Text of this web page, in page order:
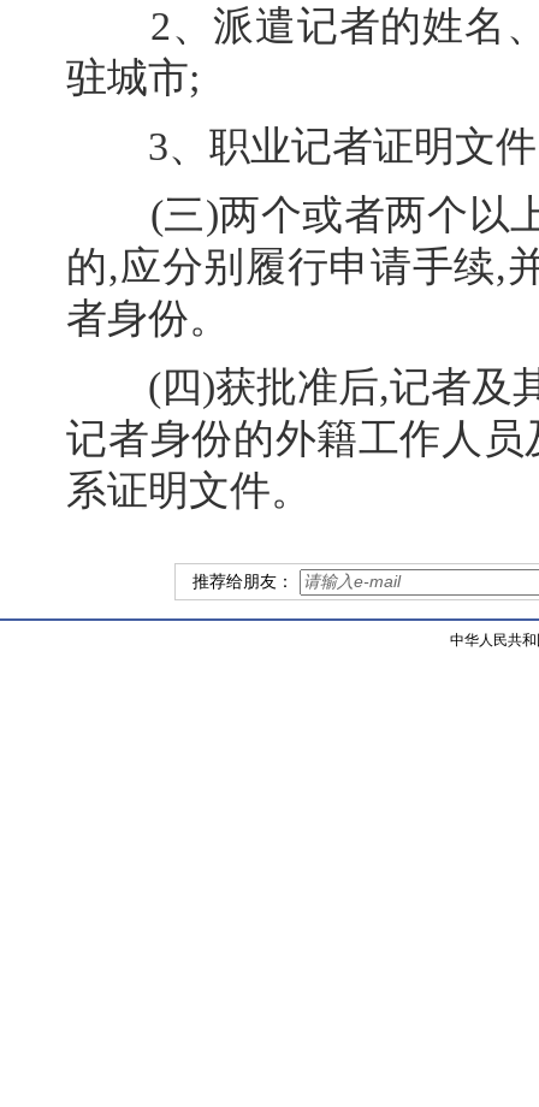
2、派遣记者的姓名、
驻城市;
3、职业记者证明文
(三)两个或者两个以上
的,应分别履行申请手续,
者身份。
(四)获批准后,记者及其
记者身份的外籍工作人
系证明文件。
推荐给朋友：
中华人民共